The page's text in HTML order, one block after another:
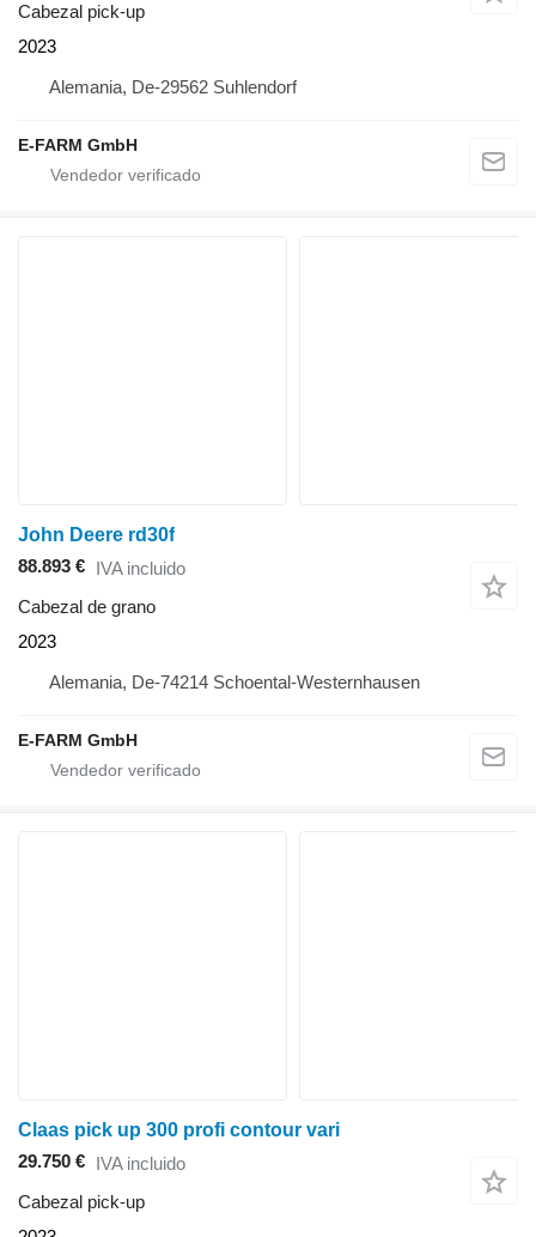
Cabezal pick-up
2023
Alemania, De-29562 Suhlendorf
E-FARM GmbH
John Deere rd30f
88.893 € IVA incluido
Cabezal de grano
2023
Alemania, De-74214 Schoental-Westernhausen
E-FARM GmbH
Claas pick up 300 profi contour vari
29.750 € IVA incluido
Cabezal pick-up